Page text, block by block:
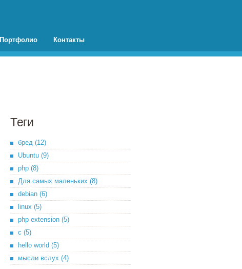
Портфолио Контакты
Теги
бред (12)
Ubuntu (9)
php (8)
Для самых маленьких (8)
debian (6)
linux (5)
php extension (5)
c (5)
hello world (5)
мысли вслух (4)